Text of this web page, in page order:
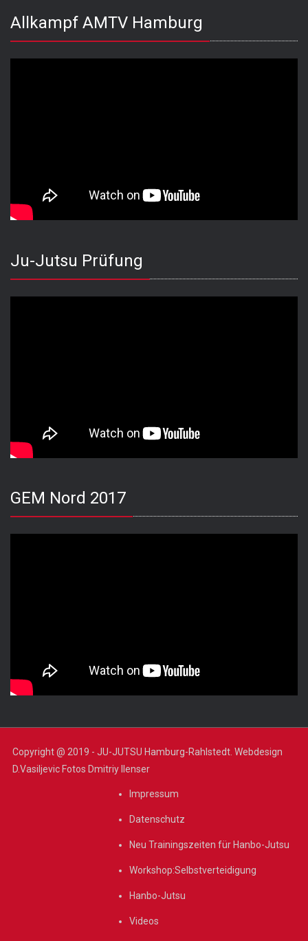
Allkampf AMTV Hamburg
Ju-Jutsu Prüfung
GEM Nord 2017
Copyright @ 2019 - JU-JUTSU Hamburg-Rahlstedt. Webdesign
D.Vasiljevic Fotos Dmitriy Ilenser
Impressum
Datenschutz
Neu Trainingszeiten für Hanbo-Jutsu
Workshop:Selbstverteidigung
Hanbo-Jutsu
Videos